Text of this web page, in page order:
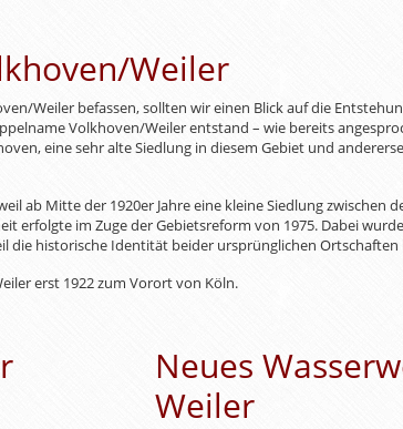
Weiler
Weiler befassen, sollten wir einen Blick auf die
Volkhoven/Weiler entstand – wie bereits
eine sehr alte Siedlung in diesem Gebiet und
ab Mitte der 1920er Jahre eine kleine Siedlung zwischen
erfolgte im Zuge der Gebietsreform von 1975. Dabei
die historische Identität beider ursprünglichen
erst 1922 zum Vorort von Köln.
Neues
Weiler